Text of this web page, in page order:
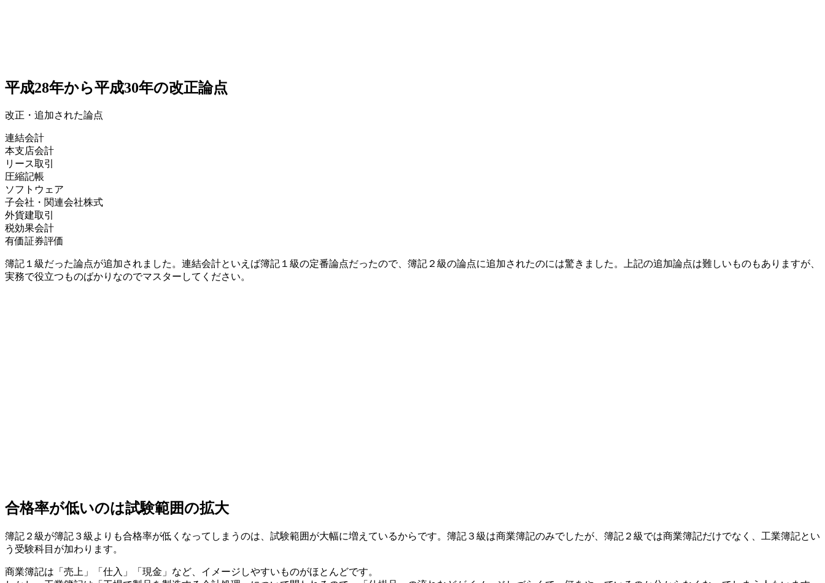
平成28年から平成30年の改正論点
改正・追加された論点
連結会計
本支店会計
リース取引
圧縮記帳
ソフトウェア
子会社・関連会社株式
外貨建取引
税効果会計
有価証券評価
簿記１級だった論点が追加されました。連結会計といえば簿記１級の定番論点だったので、簿記２級の論点に追加されたのには驚きました。上記の追加論点は難しいものもありますが、
実務で役立つものばかりなのでマスターしてください。
合格率が低いのは試験範囲の拡大
簿記２級が簿記３級よりも合格率が低くなってしまうのは、試験範囲が大幅に増えているからです。簿記３級は商業簿記のみでしたが、簿記２級では商業簿記だけでなく、工業簿記とい
う受験科目が加わります。
商業簿記は「売上」「仕入」「現金」など、イメージしやすいものがほとんどです。